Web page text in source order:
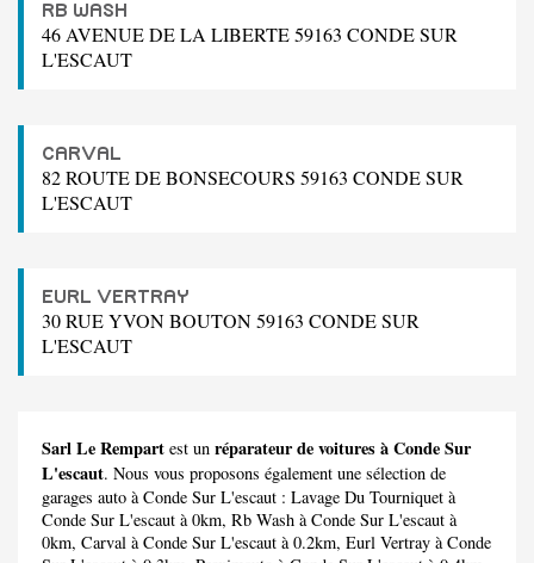
RB WASH
46 AVENUE DE LA LIBERTE 59163 CONDE SUR
L'ESCAUT
CARVAL
82 ROUTE DE BONSECOURS 59163 CONDE SUR
L'ESCAUT
EURL VERTRAY
30 RUE YVON BOUTON 59163 CONDE SUR
L'ESCAUT
Sarl Le Rempart est un réparateur de voitures à Conde Sur
L'escaut. Nous vous proposons également une sélection de
garages auto à Conde Sur L'escaut : Lavage Du Tourniquet à
Conde Sur L'escaut à 0km, Rb Wash à Conde Sur L'escaut à
0km, Carval à Conde Sur L'escaut à 0.2km, Eurl Vertray à Conde